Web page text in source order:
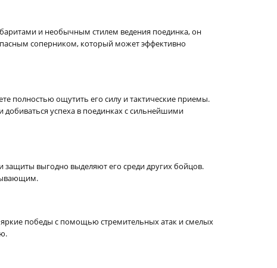
и необычным стилем ведения поединка, он
соперником, который может эффективно
полностью ощутить его силу и тактические приемы.
добиваться успеха в поединках с сильнейшими
выгодно выделяют его среди других бойцов.
победы с помощью стремительных атак и смелых